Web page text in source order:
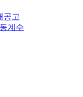
공고
계수